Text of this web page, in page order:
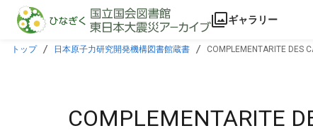
本文に飛ぶ
ギャラリー
トップ 日本原子力研究開発機構図書館蔵書 COMPLEMENTARITE DES
COMPLEMENTARITE